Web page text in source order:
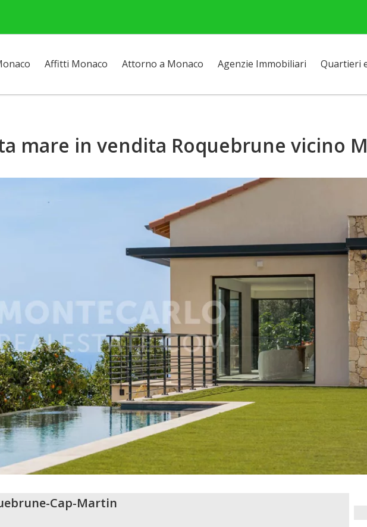
Affitti Monaco Attorno a Monaco Agenzie Immobiliari Quartieri
mare in vendita Roquebrune vicino
Cap-Martin